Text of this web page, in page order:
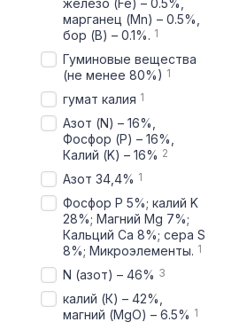
железо (Fe) – 0.5%,
марганец (Mn) – 0.5%,
бор (В) – 0.1%. 1
Гуминовые вещества
(не менее 80%) 1
гумат калия 1
Азот (N) – 16%,
Фосфор (P) – 16%,
Калий (K) – 16% 2
Азот 34,4% 1
Фосфор P 5%; калий K
28%; Магний Mg 7%;
Кальций Ca 8%; сера S
8%; Микроэлементы. 1
N (азот) – 46% 3
калий (К) – 42%,
магний (MgO) – 6.5% 1